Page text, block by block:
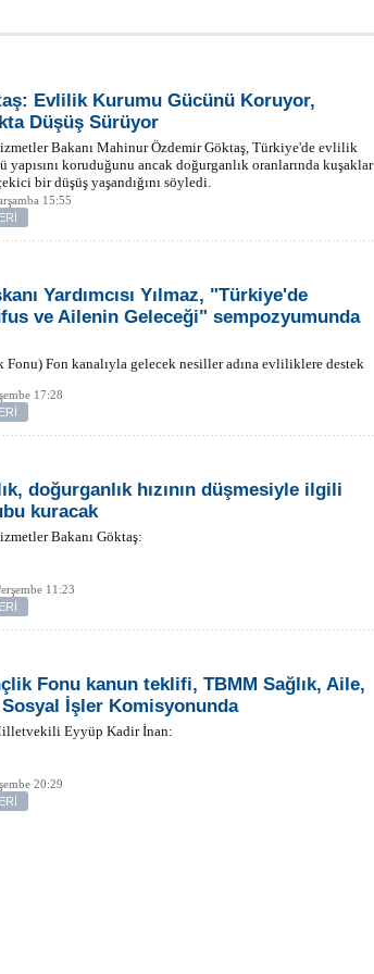
Evlilik Kurumu Gücünü Koruyor,
Düşüş Sürüyor
Bakanı Mahinur Özdemir Göktaş, Türkiye'de evlilik
yapısını koruduğunu ancak doğurganlık oranlarında kuşaklar
bir düşüş yaşandığını söyledi.
15:55
Yardımcısı Yılmaz, "Türkiye'de
ve Ailenin Geleceği" sempozyumunda
Fon kanalıyla gelecek nesiller adına evliliklere destek
17:28
doğurganlık hızının düşmesiyle ilgili
kuracak
Bakanı Göktaş:
11:23
Fonu kanun teklifi, TBMM Sağlık, Aile,
Sosyal İşler Komisyonunda
Eyyüp Kadir İnan:
20:29